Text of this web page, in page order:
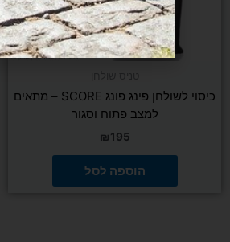
כיסוי לשולחן פינג פונג SCORE – מתאים
למצב פתוח וסגור
₪195
הוספה לסל